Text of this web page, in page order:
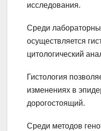
исследования.
Среди
осуществляется
цитологический
Гистология
изменениях в
дорогостоящий.
Среди методов